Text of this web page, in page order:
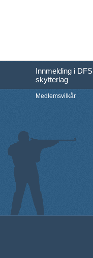
Innmelding i DFS
skytterlag
Medlemsvilkår